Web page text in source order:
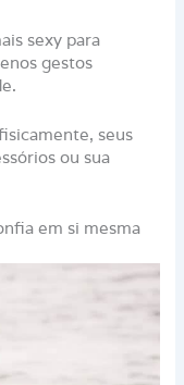
sexy para
gestos
seus
ou sua
em si mesma